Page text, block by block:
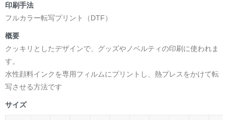
印刷手法
フルカラー転写プリント（DTF）
概要
クッキリとしたデザインで、グッズやノベルティの印刷に使われま
す。
水性顔料インクを専用フィルムにプリントし、熱プレスをかけて転
写させる方法です
サイズ